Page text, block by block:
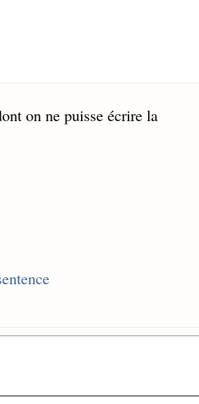
on ne puisse écrire la